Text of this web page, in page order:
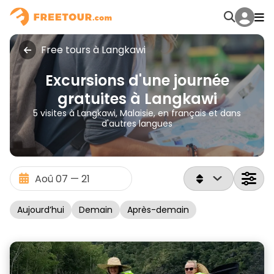
Free tours à Langkawi
Excursions d'une journée
gratuites à Langkawi
5 visites à Langkawi, Malaisie, en français et dans
d'autres langues
Aujourd’hui Demain Après-demain